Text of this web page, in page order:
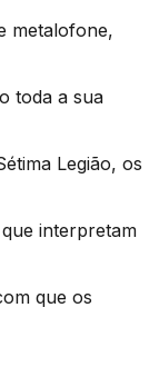
metalofone,
toda a sua
Legião, os
interpretam
que os